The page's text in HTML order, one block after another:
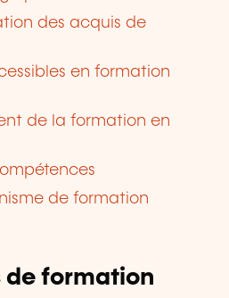
des acquis de
en formation
de la formation en
de formation
de formation